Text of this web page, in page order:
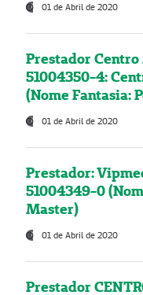
01 de Abril de 2020
Prestador
51004350-4:
(Nome Fantasia:
01 de Abril de 2020
Prestador:
51004349-0
Master)
01 de Abril de 2020
Prestador